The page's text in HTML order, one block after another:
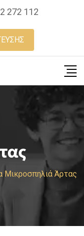
272 112
Μικροσπηλιά Άρτας